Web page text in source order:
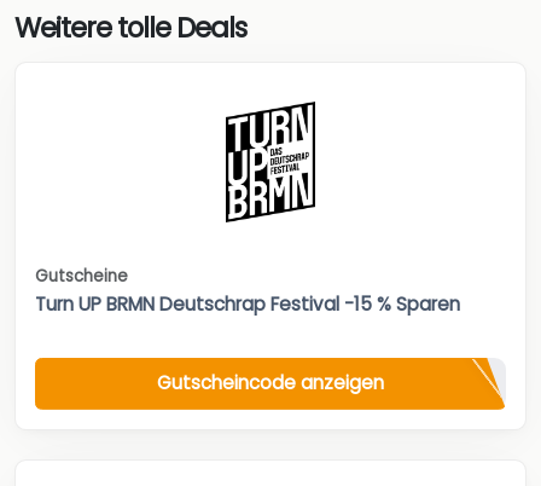
Weitere tolle Deals
Gutscheine
Turn UP BRMN Deutschrap Festival -15 % Sparen
Gutscheincode anzeigen